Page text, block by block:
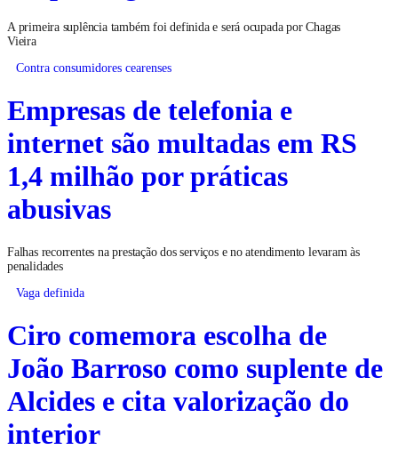
A primeira suplência também foi definida e será ocupada por Chagas
Vieira
Contra consumidores cearenses
Empresas de telefonia e
internet são multadas em RS
1,4 milhão por práticas
abusivas
Falhas recorrentes na prestação dos serviços e no atendimento levaram às
penalidades
Vaga definida
Ciro comemora escolha de
João Barroso como suplente de
Alcides e cita valorização do
interior